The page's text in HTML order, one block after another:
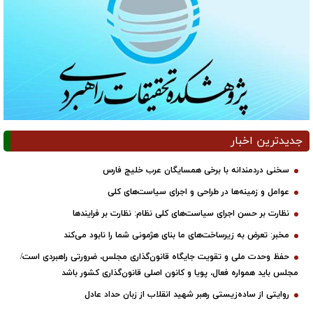
جدیدترین اخبار
سخنی دردمندانه با برخی همسایگان عرب خلیج فارس
عوامل و زمینه‌ها در طراحی و اجرای سیاست‌های کلی
نظارت بر حسن اجرای سیاست‌های کلی نظام: نظارت بر فرایندها
مخبر: تعرض به زیرساخت‌های ما بنای هژمونی شما را نابود می‌کند
حفظ وحدت ملی و تقویت جایگاه قانون‌گذاری مجلس، ضرورتی راهبردی است/
مجلس باید همواره فعال، پویا و کانون اصلی قانون‌گذاری کشور باشد
روایتی از ساده‌زیستی رهبر شهید انقلاب از زبان حداد عادل